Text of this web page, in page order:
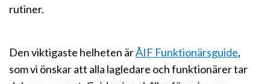
rutiner.
Den viktigaste helheten ärÅIF Funktionärsguide,
som vi önskar att alla lagledare och funktionärer tar